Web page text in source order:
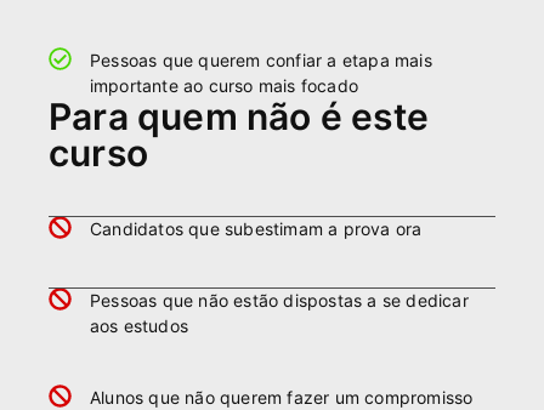
⁠Pessoas que querem confiar a etapa mais
importante ao curso mais focado
Para quem não é este
curso
⁠Candidatos que subestimam a prova ora
⁠Pessoas que não estão dispostas a se dedicar
aos estudos
⁠Alunos que não querem fazer um compromisso